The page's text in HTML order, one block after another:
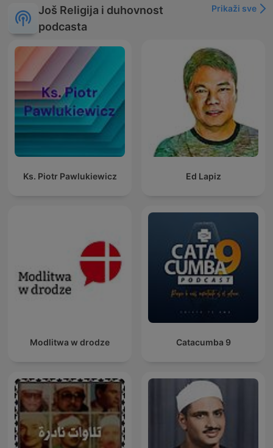
Još Religija i duhovnost
podcasta
Prikaži sve
Ks. Piotr Pawlukiewicz Ed Lapiz
Modlitwa w drodze Catacumba 9